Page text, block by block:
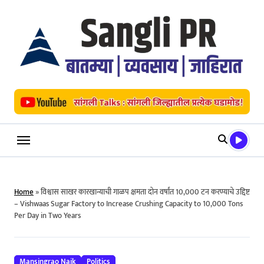
Home»विश्वास साखर कारखान्याची गाळप क्षमता दोन वर्षांत 10,000 टन करण्याचे उद्दिष्ट
– Vishwaas Sugar Factory to Increase Crushing Capacity to 10,000 Tons
Per Day in Two Years